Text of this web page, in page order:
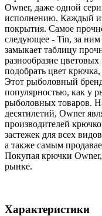
Owner, даже одной
исполнению. Каждый
покрытия. Самое
следующее - Tin, за
замыкает таблицу
разнообразие
подобрать цвет
Этот рыболовный
популярностью, как у
рыболовных товаров.
десятилетий, Owner
производителей
застежек для всех
а также самым
Покупая крючки
рынке.
Характеристики